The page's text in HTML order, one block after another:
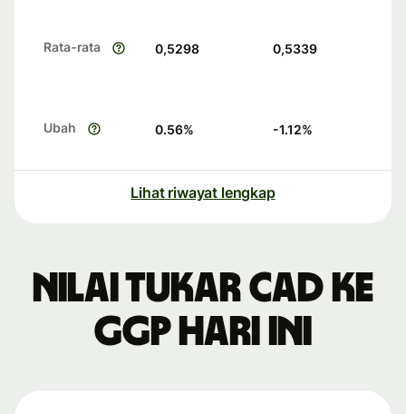
Rata-rata 0,5298 0,5339
Ubah 0.56% -1.12%
Lihat riwayat lengkap
Nilai tukar CAD ke
GGP hari ini